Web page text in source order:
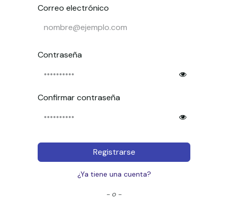
Correo electrónico
Contraseña
Confirmar contraseña
Registrarse
¿Ya tiene una cuenta?
- o -